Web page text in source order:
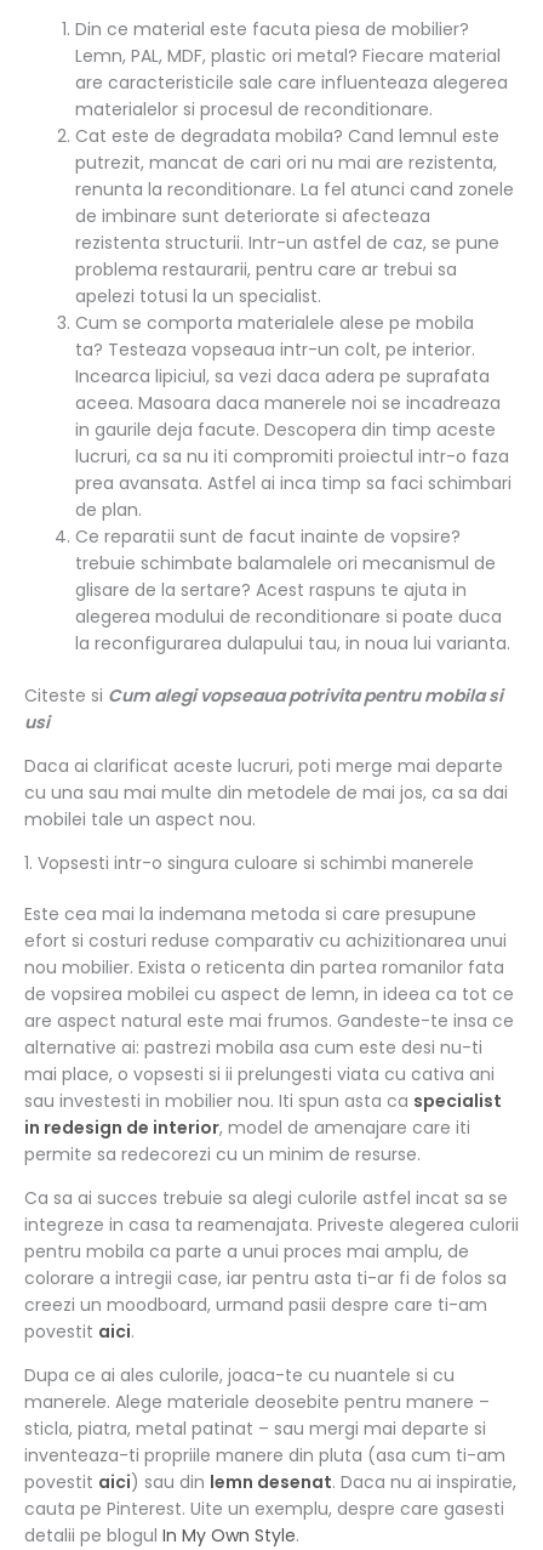
Din ce material este facuta piesa de mobilier?
Lemn, PAL, MDF, plastic ori metal? Fiecare material
are caracteristicile sale care influenteaza alegerea
materialelor si procesul de reconditionare.
Cat este de degradata mobila? Cand lemnul este
putrezit, mancat de cari ori nu mai are rezistenta,
renunta la reconditionare. La fel atunci cand zonele
de imbinare sunt deteriorate si afecteaza
rezistenta structurii. Intr-un astfel de caz, se pune
problema restaurarii, pentru care ar trebui sa
apelezi totusi la un specialist.
Cum se comporta materialele alese pe mobila
ta? Testeaza vopseaua intr-un colt, pe interior.
Incearca lipiciul, sa vezi daca adera pe suprafata
aceea. Masoara daca manerele noi se incadreaza
in gaurile deja facute. Descopera din timp aceste
lucruri, ca sa nu iti compromiti proiectul intr-o faza
prea avansata. Astfel ai inca timp sa faci schimbari
de plan.
Ce reparatii sunt de facut inainte de vopsire?
trebuie schimbate balamalele ori mecanismul de
glisare de la sertare? Acest raspuns te ajuta in
alegerea modului de reconditionare si poate duca
la reconfigurarea dulapului tau, in noua lui varianta.
Citeste si Cum alegi vopseaua potrivita pentru mobila si
usi
Daca ai clarificat aceste lucruri, poti merge mai departe
cu una sau mai multe din metodele de mai jos, ca sa dai
mobilei tale un aspect nou.
1. Vopsesti intr-o singura culoare si schimbi manerele
Este cea mai la indemana metoda si care presupune
efort si costuri reduse comparativ cu achizitionarea unui
nou mobilier. Exista o reticenta din partea romanilor fata
de vopsirea mobilei cu aspect de lemn, in ideea ca tot ce
are aspect natural este mai frumos. Gandeste-te insa ce
alternative ai: pastrezi mobila asa cum este desi nu-ti
mai place, o vopsesti si ii prelungesti viata cu cativa ani
sau investesti in mobilier nou. Iti spun asta ca specialist
in redesign de interior, model de amenajare care iti
permite sa redecorezi cu un minim de resurse.
Ca sa ai succes trebuie sa alegi culorile astfel incat sa se
integreze in casa ta reamenajata. Priveste alegerea culorii
pentru mobila ca parte a unui proces mai amplu, de
colorare a intregii case, iar pentru asta ti-ar fi de folos sa
creezi un moodboard, urmand pasii despre care ti-am
povestit aici.
Dupa ce ai ales culorile, joaca-te cu nuantele si cu
manerele. Alege materiale deosebite pentru manere –
sticla, piatra, metal patinat – sau mergi mai departe si
inventeaza-ti propriile manere din pluta (asa cum ti-am
povestit aici) sau din lemn desenat. Daca nu ai inspiratie,
cauta pe Pinterest. Uite un exemplu, despre care gasesti
detalii pe blogul In My Own Style.